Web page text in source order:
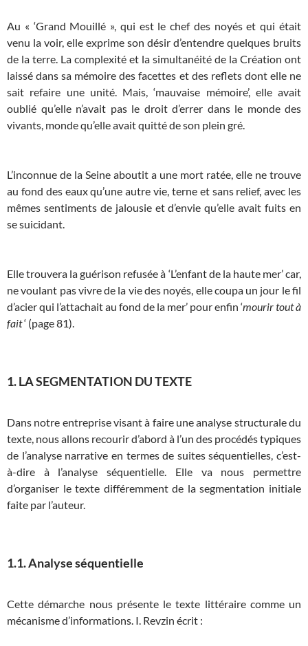
Au « ‘Grand Mouillé », qui est le chef des noyés et qui était
venu la voir, elle exprime son désir d’entendre quelques bruits
de la terre. La complexité et la simultanéité de la Création ont
laissé dans sa mémoire des facettes et des reflets dont elle ne
sait refaire une unité. Mais, ‘mauvaise mémoire’, elle avait
oublié qu’elle n’avait pas le droit d’errer dans le monde des
vivants, monde qu’elle avait quitté de son plein gré.
L’inconnue de la Seine aboutit a une mort ratée, elle ne trouve
au fond des eaux qu’une autre vie, terne et sans relief, avec les
mêmes sentiments de jalousie et d’envie qu’elle avait fuits en
se suicidant.
Elle trouvera la guérison refusée à ‘L’enfant de la haute mer’ car,
ne voulant pas vivre de la vie des noyés, elle coupa un jour le fil
d’acier qui l’attachait au fond de la mer’ pour enfin ‘mourir tout à
fait‘ (page 81).
1. LA SEGMENTATION DU TEXTE
Dans notre entreprise visant à faire une analyse structurale du
texte, nous allons recourir d’abord à l’un des procédés typiques
de l’analyse narrative en termes de suites séquentielles, c’est-
à-dire à l’analyse séquentielle. Elle va nous permettre
d’organiser le texte différemment de la segmentation initiale
faite par l’auteur.
1.1. Analyse séquentielle
Cette démarche nous présente le texte littéraire comme un
mécanisme d’informations. I. Revzin écrit :